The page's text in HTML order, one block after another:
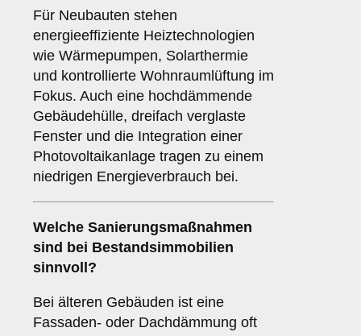
Für Neubauten stehen
energieeffiziente Heiztechnologien
wie Wärmepumpen, Solarthermie
und kontrollierte Wohnraumlüftung im
Fokus. Auch eine hochdämmende
Gebäudehülle, dreifach verglaste
Fenster und die Integration einer
Photovoltaikanlage tragen zu einem
niedrigen Energieverbrauch bei.
Welche Sanierungsmaßnahmen
sind bei Bestandsimmobilien
sinnvoll?
Bei älteren Gebäuden ist eine
Fassaden- oder Dachdämmung oft